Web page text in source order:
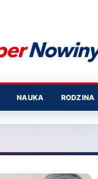
NAUKA RODZINA